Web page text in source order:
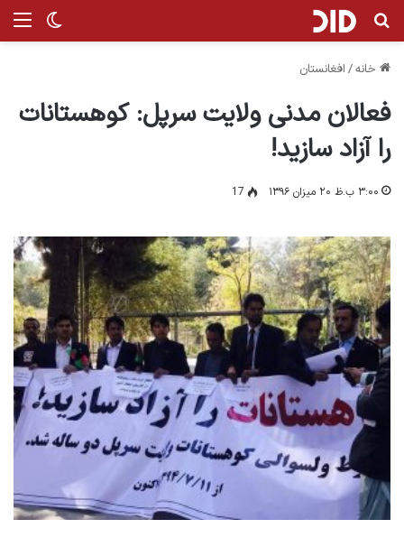
تغییر جستجو برای
خانه/ افغانستان
فعالان مدنی ولایت سرپل: کوهستانات
را آزاد سازید!
۳:۰۰ ب.ظ ۲۰ میزان ۱۳۹۶ 17